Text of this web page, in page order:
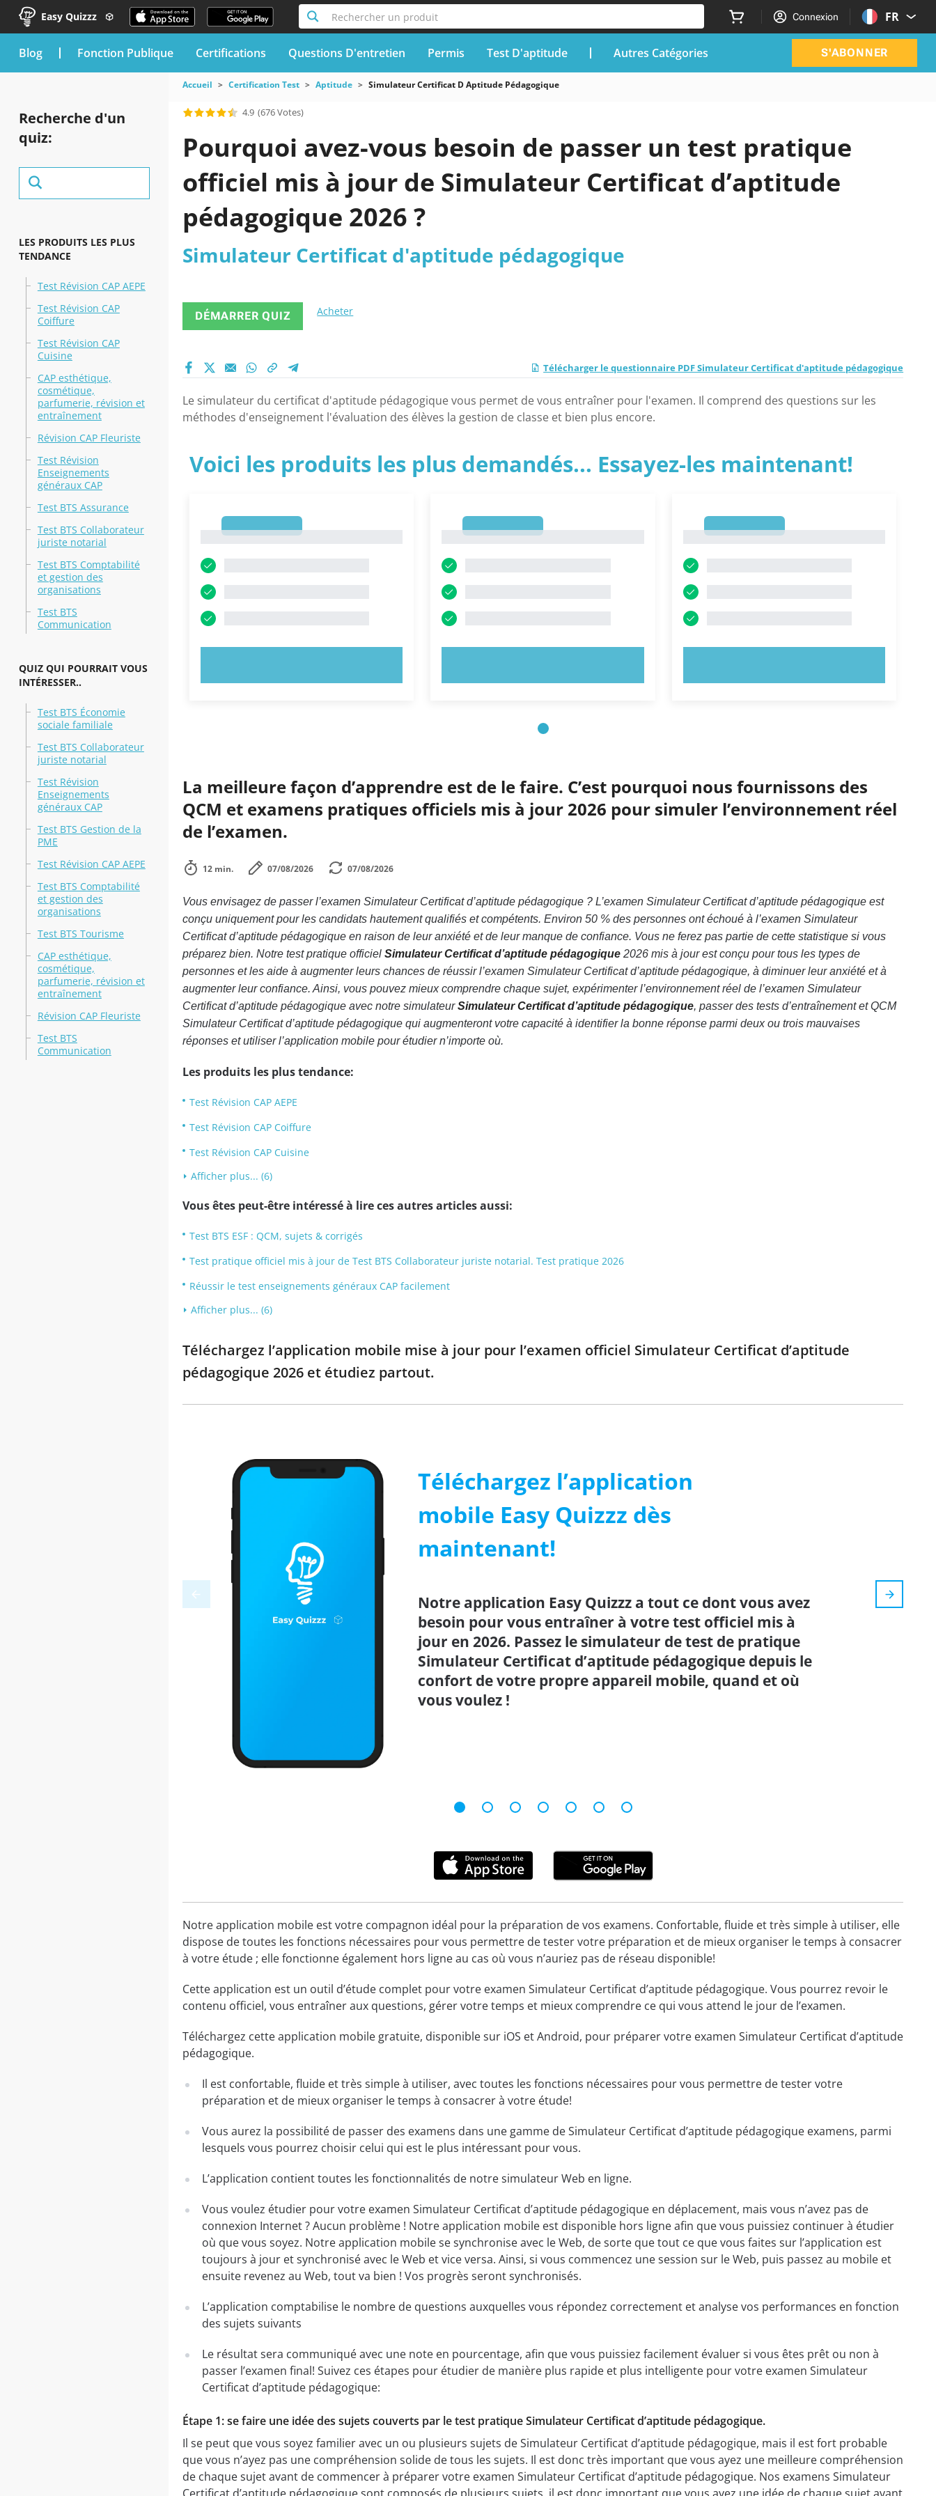
Easy Quizzz Rechercher un produit Connexion FR
blog Fonction Publique Certifications Questions D'entretien Permis Test D'aptitude Autres Catégories S'ABONNER
Recherche d'un
quiz:
LES PRODUITS LES PLUS
TENDANCE
Test Révision CAP AEPE
Test Révision CAP
Coiffure
Test Révision CAP
Cuisine
CAP esthétique,
cosmétique,
parfumerie, révision et
entraînement
Révision CAP Fleuriste
Test Révision
Enseignements
généraux CAP
Test BTS Assurance
Test BTS Collaborateur
juriste notarial
Test BTS Comptabilité
et gestion des
organisations
Test BTS
Communication
QUIZ QUI POURRAIT VOUS
INTÉRESSER..
Test BTS Économie
sociale familiale
Test BTS Collaborateur
juriste notarial
Test Révision
Enseignements
généraux CAP
Test BTS Gestion de la
PME
Test Révision CAP AEPE
Test BTS Comptabilité
et gestion des
organisations
Test BTS Tourisme
CAP esthétique,
cosmétique,
parfumerie, révision et
entraînement
Révision CAP Fleuriste
Test BTS
Communication
Accueil Certification Test Aptitude Simulateur Certificat D Aptitude Pédagogique
4.9 (676 Votes)
Pourquoi avez-vous besoin de passer un test pratique
officiel mis à jour de Simulateur Certificat d’aptitude
pédagogique 2026 ?
Simulateur Certificat d'aptitude pédagogique
DÉMARRER QUIZ Acheter
Télécharger le questionnaire PDF Simulateur Certificat d'aptitude pédagogique
Le simulateur du certificat d'aptitude pédagogique vous permet de vous entraîner pour l'examen. Il comprend des questions sur les
méthodes d'enseignement l'évaluation des élèves la gestion de classe et bien plus encore.
Voici les produits les plus demandés... Essayez-les maintenant!
La meilleure façon d’apprendre est de le faire. C’est pourquoi nous fournissons des
QCM et examens pratiques officiels mis à jour 2026 pour simuler l’environnement réel
de l’examen.
12 min. 07/08/2026 07/08/2026
Vous envisagez de passer l’examen Simulateur Certificat d’aptitude pédagogique ? L’examen Simulateur Certificat d’aptitude pédagogique est
conçu uniquement pour les candidats hautement qualifiés et compétents. Environ 50 % des personnes ont échoué à l’examen Simulateur
Certificat d’aptitude pédagogique en raison de leur anxiété et de leur manque de confiance. Vous ne ferez pas partie de cette statistique si vous
préparez bien. Notre test pratique officiel Simulateur Certificat d’aptitude pédagogique2026 mis à jour est conçu pour tous les types de
personnes et les aide à augmenter leurs chances de réussir l’examen Simulateur Certificat d’aptitude pédagogique, à diminuer leur anxiété et à
augmenter leur confiance. Ainsi, vous pouvez mieux comprendre chaque sujet, expérimenter l’environnement réel de l’examen Simulateur
Certificat d’aptitude pédagogique avec notre simulateurSimulateur Certificat d’aptitude pédagogique, passer des tests d’entraînement et QCM
Simulateur Certificat d’aptitude pédagogique qui augmenteront votre capacité à identifier la bonne réponse parmi deux ou trois mauvaises
réponses et utiliser l’application mobile pour étudier n’importe où.
Les produits les plus tendance:
Test Révision CAP AEPE
Test Révision CAP Coiffure
Test Révision CAP Cuisine
Afficher plus... (6)
Vous êtes peut-être intéressé à lire ces autres articles aussi:
Test BTS ESF : QCM, sujets & corrigés
Test pratique officiel mis à jour de Test BTS Collaborateur juriste notarial. Test pratique 2026
Réussir le test enseignements généraux CAP facilement
Afficher plus... (6)
Téléchargez l’application mobile mise à jour pour l’examen officiel Simulateur Certificat d’aptitude
pédagogique 2026 et étudiez partout.
Téléchargez l’application
mobile Easy Quizzz dès
maintenant!
Notre application Easy Quizzz a tout ce dont vous avez
besoin pour vous entraîner à votre test officiel mis à
jour en 2026. Passez le simulateur de test de pratique
Simulateur Certificat d’aptitude pédagogique depuis le
confort de votre propre appareil mobile, quand et où
vous voulez !
Notre application mobile est votre compagnon idéal pour la préparation de vos examens. Confortable, fluide et très simple à utiliser, elle
dispose de toutes les fonctions nécessaires pour vous permettre de tester votre préparation et de mieux organiser le temps à consacrer
à votre étude ; elle fonctionne également hors ligne au cas où vous n’auriez pas de réseau disponible!
Cette application est un outil d’étude complet pour votre examen Simulateur Certificat d’aptitude pédagogique. Vous pourrez revoir le
contenu officiel, vous entraîner aux questions, gérer votre temps et mieux comprendre ce qui vous attend le jour de l’examen.
Téléchargez cette application mobile gratuite, disponible sur iOS et Android, pour préparer votre examen Simulateur Certificat d’aptitude
pédagogique.
Il est confortable, fluide et très simple à utiliser, avec toutes les fonctions nécessaires pour vous permettre de tester votre
préparation et de mieux organiser le temps à consacrer à votre étude!
Vous aurez la possibilité de passer des examens dans une gamme de Simulateur Certificat d’aptitude pédagogique examens, parmi
lesquels vous pourrez choisir celui qui est le plus intéressant pour vous.
L’application contient toutes les fonctionnalités de notre simulateur Web en ligne.
Vous voulez étudier pour votre examen Simulateur Certificat d’aptitude pédagogique en déplacement, mais vous n’avez pas de
connexion Internet ? Aucun problème ! Notre application mobile est disponible hors ligne afin que vous puissiez continuer à étudier
où que vous soyez. Notre application mobile se synchronise avec le Web, de sorte que tout ce que vous faites sur l’application est
toujours à jour et synchronisé avec le Web et vice versa. Ainsi, si vous commencez une session sur le Web, puis passez au mobile et
ensuite revenez au Web, tout va bien ! Vos progrès seront synchronisés.
L’application comptabilise le nombre de questions auxquelles vous répondez correctement et analyse vos performances en fonction
des sujets suivants
Le résultat sera communiqué avec une note en pourcentage, afin que vous puissiez facilement évaluer si vous êtes prêt ou non à
passer l’examen final! Suivez ces étapes pour étudier de manière plus rapide et plus intelligente pour votre examen Simulateur
Certificat d’aptitude pédagogique:
Étape 1: se faire une idée des sujets couverts par le test pratique Simulateur Certificat d’aptitude pédagogique.
Il se peut que vous soyez familier avec un ou plusieurs sujets de Simulateur Certificat d’aptitude pédagogique, mais il est fort probable
que vous n’ayez pas une compréhension solide de tous les sujets. Il est donc très important que vous ayez une meilleure compréhension
de chaque sujet avant de commencer à préparer votre examen Simulateur Certificat d’aptitude pédagogique. Nos examens Simulateur